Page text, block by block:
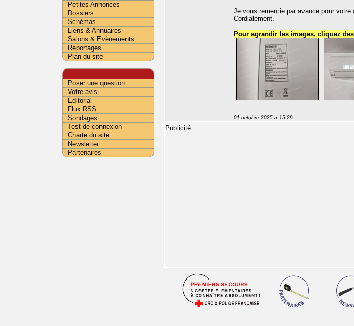
Je vous remercie par avance pour votre
Cordialement.
Pour agrandir les images, cliquez
01 octobre 2025 à 15:29
Publicité
Petites Annonces
Dossiers
Schémas
Liens & Annuaires
Salons & Evènements
Reportages
Plan du site
Poser une question
Votre avis
Editorial
Flux RSS
Sondages
Test de connexion
Charte du site
Newsletter
Partenaires